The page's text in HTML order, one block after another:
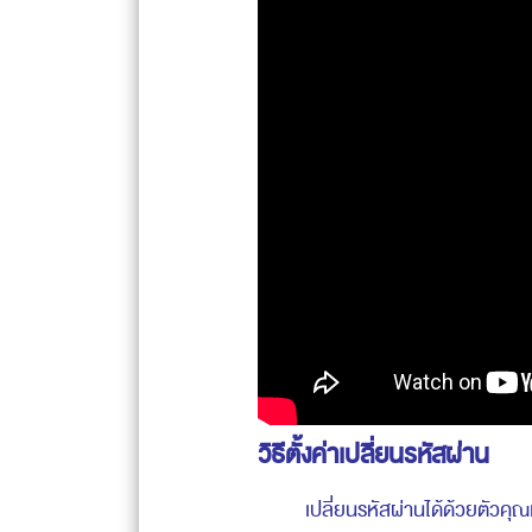
วิธีตั้งค่าเปลี่ยนรหัสผ่าน
เปลี่ยนรหัสผ่านได้ด้วยตัวคุณ